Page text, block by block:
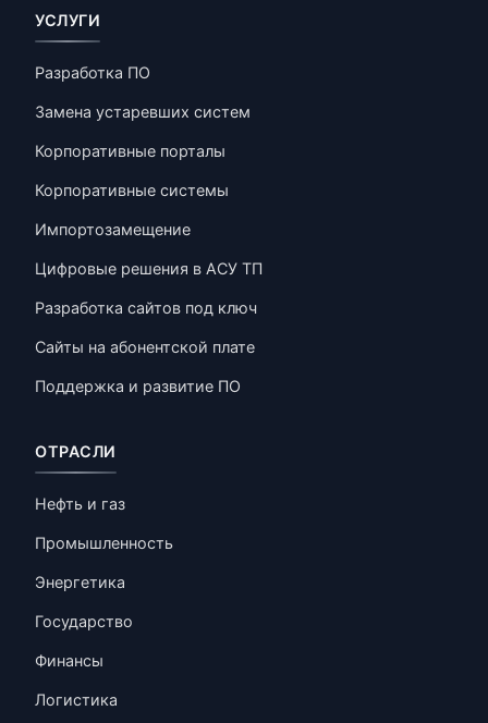
УСЛУГИ
Разработка ПО
Замена устаревших систем
Корпоративные порталы
Корпоративные системы
Импортозамещение
Цифровые решения в АСУ ТП
Разработка сайтов под ключ
Сайты на абонентской плате
Поддержка и развитие ПО
ОТРАСЛИ
Нефть и газ
Промышленность
Энергетика
Государство
Финансы
Логистика